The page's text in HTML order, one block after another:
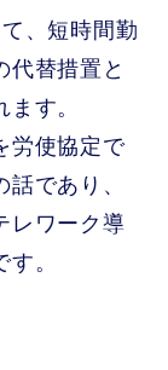
、短時間勤
代替措置と
す。
労使協定で
であり、
レワーク導
。